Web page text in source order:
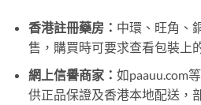
香港註冊藥房： 中環、旺角、
售，購買時可要求查看包裝上
網上信譽商家： 如paauu.com
供正品保證及香港本地配送，